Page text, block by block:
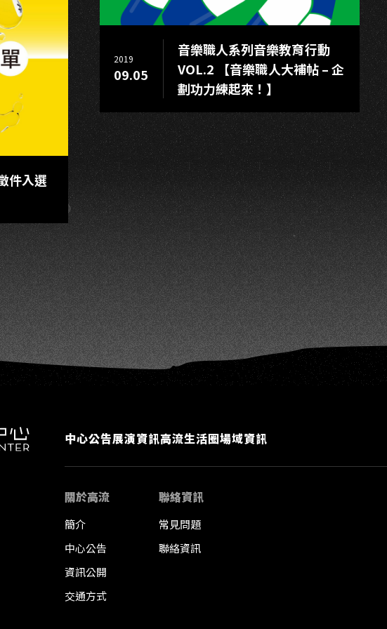
件入選
2019
09.05
音樂職人系列音樂教育行動
VOL.2 【音樂職人大補帖 – 企
劃功力練起來！】
中心公告展演資訊高流生活圈場域資訊
關於高流
簡介
中心公告
資訊公開
交通方式
聯絡資訊
常見問題
聯絡資訊